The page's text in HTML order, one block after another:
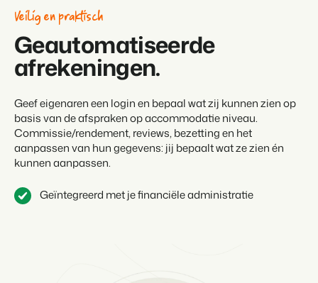
Veilig en praktisch
Geautomatiseerde
afrekeningen.
Geef eigenaren een login en bepaal wat zij kunnen zien op
basis van de afspraken op accommodatie niveau.
Commissie/rendement, reviews, bezetting en het
aanpassen van hun gegevens: jij bepaalt wat ze zien én
kunnen aanpassen.
Geïntegreerd met je financiële administratie